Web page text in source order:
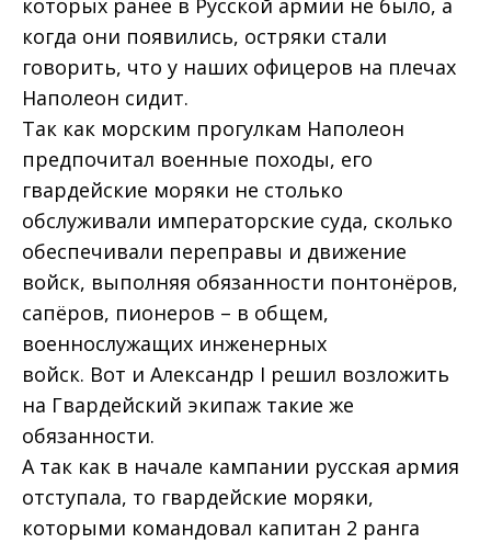
которых ранее в Русской армии не было, а
когда они появились, остряки стали
говорить, что у наших офицеров на плечах
Наполеон сидит.
Так как морским прогулкам Наполеон
предпочитал военные походы, его
гвардейские моряки не столько
обслуживали императорские суда, сколько
обеспечивали переправы и движение
войск, выполняя обязанности понтонёров,
сапёров, пионеров – в общем,
военнослужащих инженерных
войск. Вот и Александр I решил возложить
на Гвардейский экипаж такие же
обязанности.
А так как в начале кампании русская армия
отступала, то гвардейские моряки,
которыми командовал капитан 2 ранга